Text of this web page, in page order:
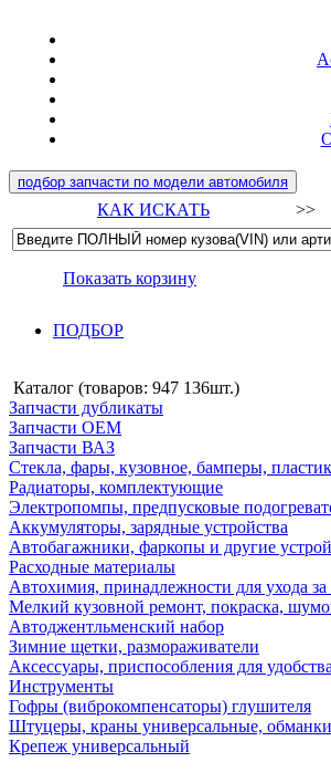
подбор запчасти по модели автомобиля
КАК ИСКАТЬ >>
Показать корзину
ПОДБОР
Каталог (товаров: 947 136шт.)
Запчасти дубликаты
Запчасти ОЕМ
Запчасти ВАЗ
Стекла, фары, кузовное, бамперы, пластик
Радиаторы, комплектующие
Электропомпы, предпусковые
Аккумуляторы, зарядные устройства
Автобагажники, фаркопы и другие
Расходные материалы
Автохимия, принадлежности для ухода
Мелкий кузовной ремонт, покраска,
Автоджентльменский набор
Зимние щетки, размораживатели
Аксессуары, приспособления для удобства
Инструменты
Гофры (виброкомпенсаторы) глушителя
Штуцеры, краны универсальные, обманки
Крепеж универсальный